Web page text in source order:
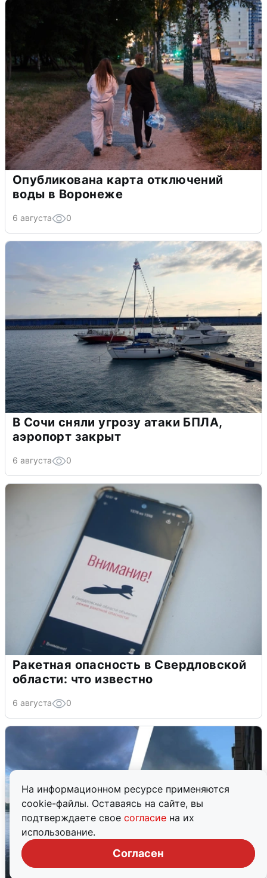
На информационном ресурсе применяются
cookie-файлы. Оставаясь на сайте, вы
подтверждаете свое согласие на их
использование.
Согласен
Опубликована карта отключений
воды в Воронеже
6 августа 0
В Сочи сняли угрозу атаки БПЛА,
аэропорт закрыт
6 августа 0
Ракетная опасность в Свердловской
области: что известно
6 августа 0